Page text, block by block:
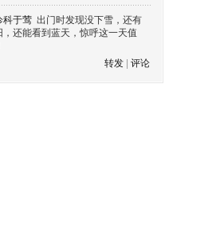
科于莺 出门时发现没下雪，还有
，还能看到蓝天，惊呼这一天值
转发
评论